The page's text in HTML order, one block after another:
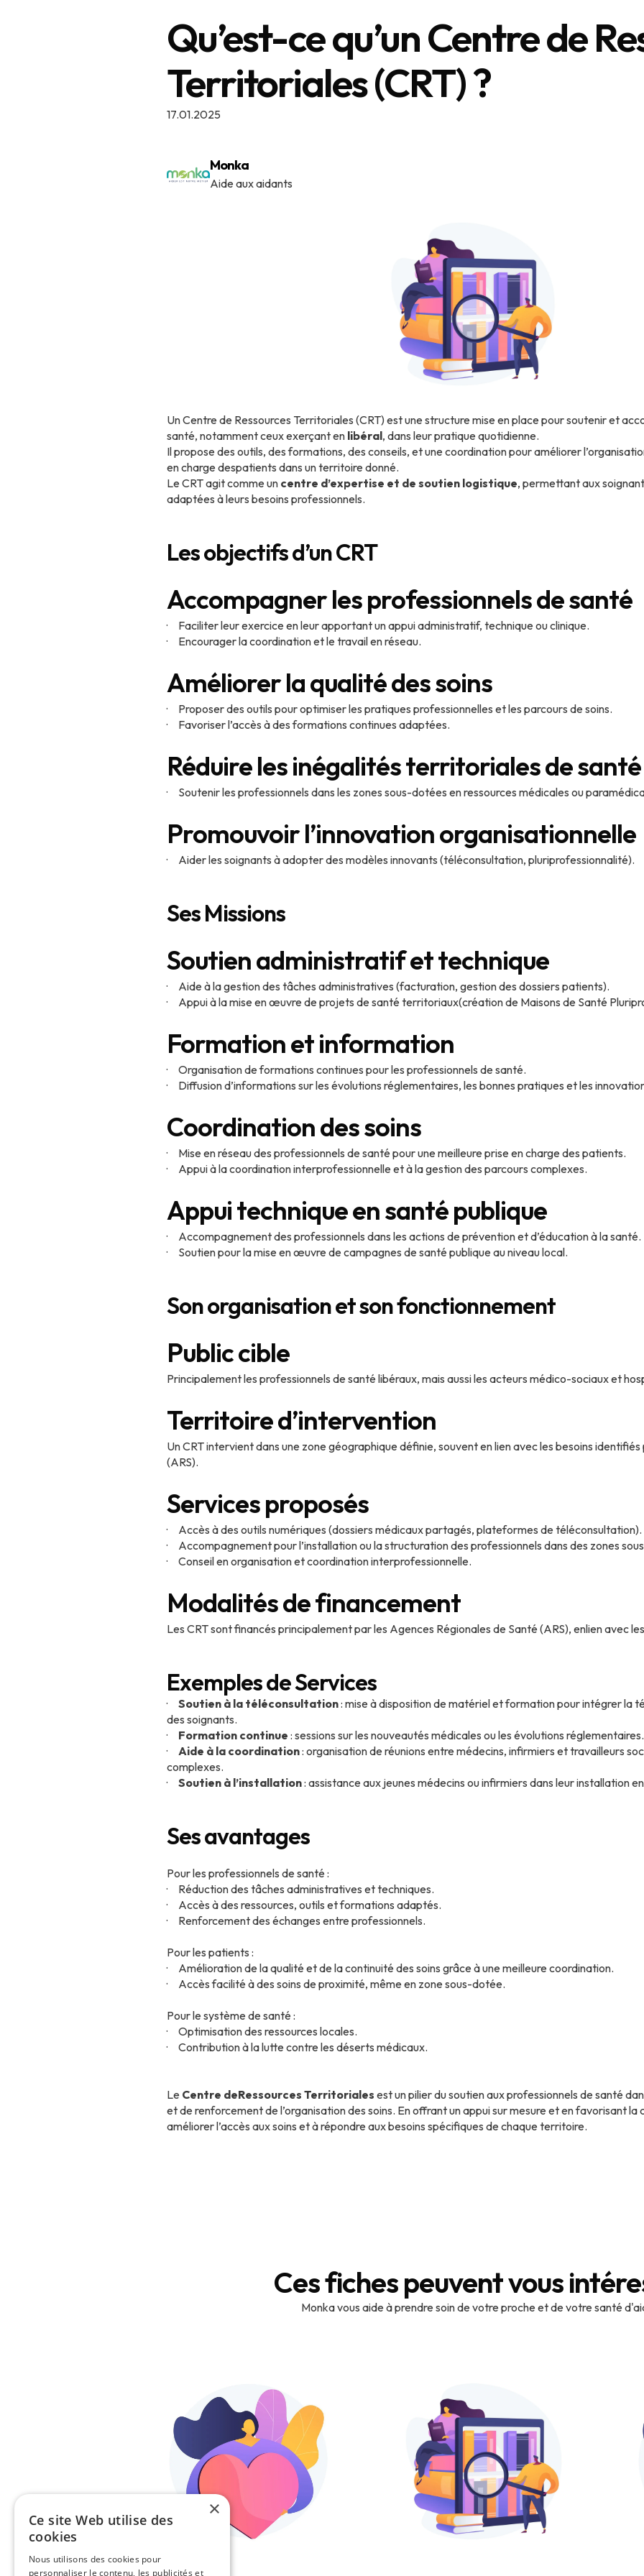
Qu’est-ce qu’un Centre de
Territoriales (CRT) ?
17.01.2025
Monka
Aide aux aidants
Un Centre de Ressources Territoriales (CRT) est une structure mise en place pour soutenir et
santé, notamment ceux exerçant en libéral, dans leur pratique quotidienne.
Il propose des outils, des formations, des conseils, et une coordination pour améliorer
en charge despatients dans un territoire donné.
Le CRT agit comme un centre d’expertise et de soutien logistique, permettant aux
adaptées à leurs besoins professionnels.
Les objectifs d’un CRT
Accompagner les professionnels de santé
· Faciliter leur exercice en leur apportant un appui administratif, technique ou clinique.
· Encourager la coordination et le travail en réseau.
Améliorer la qualité des soins
· Proposer des outils pour optimiser les pratiques professionnelles et les parcours de soins.
· Favoriser l’accès à des formations continues adaptées.
Réduire les inégalités territoriales de santé
· Soutenir les professionnels dans les zones sous-dotées en ressources médicales ou
Promouvoir l’innovation organisationnelle
· Aider les soignants à adopter des modèles innovants (téléconsultation, pluriprofessionnalité).
Ses Missions
Soutien administratif et technique
· Aide à la gestion des tâches administratives (facturation, gestion des dossiers patients).
· Appui à la mise en œuvre de projets de santé territoriaux(création de Maisons de Santé
Formation et information
· Organisation de formations continues pour les professionnels de santé.
· Diffusion d’informations sur les évolutions réglementaires, les bonnes pratiques et les
Coordination des soins
· Mise en réseau des professionnels de santé pour une meilleure prise en charge des patients.
· Appui à la coordination interprofessionnelle et à la gestion des parcours complexes.
Appui technique en santé publique
· Accompagnement des professionnels dans les actions de prévention et d’éducation à la santé.
· Soutien pour la mise en œuvre de campagnes de santé publique au niveau local.
Son organisation et son fonctionnement
Public cible
Principalement les professionnels de santé libéraux, mais aussi les acteurs médico-sociaux et
Territoire d’intervention
Un CRT intervient dans une zone géographique définie, souvent en lien avec les besoins
(ARS).
Services proposés
· Accès à des outils numériques (dossiers médicaux partagés, plateformes de téléconsultation).
· Accompagnement pour l’installation ou la structuration des professionnels dans des zones
· Conseil en organisation et coordination interprofessionnelle.
Modalités de financement
Les CRT sont financés principalement par les Agences Régionales de Santé (ARS), enlien avec
Exemples de Services
· Soutien à la téléconsultation: mise à disposition de matériel et formation pour intégrer la
des soignants.
· Formation continue : sessions sur les nouveautés médicales ou les évolutions réglementaires.
· Aide à la coordination: organisation de réunions entre médecins, infirmiers et travailleurs
complexes.
· Soutien à l’installation: assistance aux jeunes médecins ou infirmiers dans leur installation
Ses avantages
Pour les professionnels de santé :
· Réduction des tâches administratives et techniques.
· Accès à des ressources, outils et formations adaptés.
· Renforcement des échanges entre professionnels.
Pour les patients :
· Amélioration de la qualité et de la continuité des soins grâce à une meilleure coordination.
· Accès facilité à des soins de proximité, même en zone sous-dotée.
Pour le système de santé :
· Optimisation des ressources locales.
· Contribution à la lutte contre les déserts médicaux.
Le Centre deRessources Territoriales est un pilier du soutien aux professionnels de santé
et de renforcement de l’organisation des soins. En offrant un appui sur mesure et en favorisant
améliorer l’accès aux soins et à répondre aux besoins spécifiques de chaque territoire.
Ces fiches peuvent vous
Monka vous aide à prendre soin de votre proche et de votre santé
×
Ce site Web utilise des
cookies
Nous utilisons des cookies pour
personnaliser le contenu, les publicités et